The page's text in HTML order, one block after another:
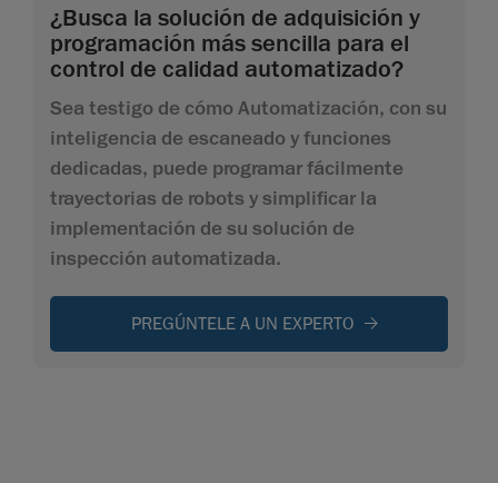
¿Busca la solución de adquisición y
programación más sencilla para el
control de calidad automatizado?
Sea testigo de cómo Automatización, con su
inteligencia de escaneado y funciones
dedicadas, puede programar fácilmente
trayectorias de robots y simplificar la
implementación de su solución de
inspección automatizada.
PREGÚNTELE A UN EXPERTO